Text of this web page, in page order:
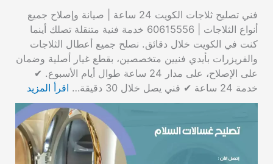
فني تصليح ثلاجات الكويت 24 ساعة | صيانة وإصلاح جميع
أنواع الثلاجات | 60615556 خدمة فنية متنقلة تصلك أينما
كنت في الكويت خلال دقائق. نصلح جميع أعطال الثلاجات
والفريزرات بأيدي فنيين متخصصين، بقطع غيار أصلية وضمان
على الإصلاح، على مدار 24 ساعة طوال أيام الأسبوع. ✔
خدمة 24 ساعة ✔ فني يصل خلال 30 دقيقة…
اقرأ المزيد